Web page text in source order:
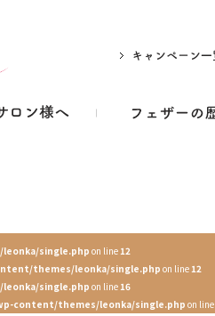
single.php on line12
themes/leonka/single.php on line12
single.php on line16
content/themes/leonka/single.php on line